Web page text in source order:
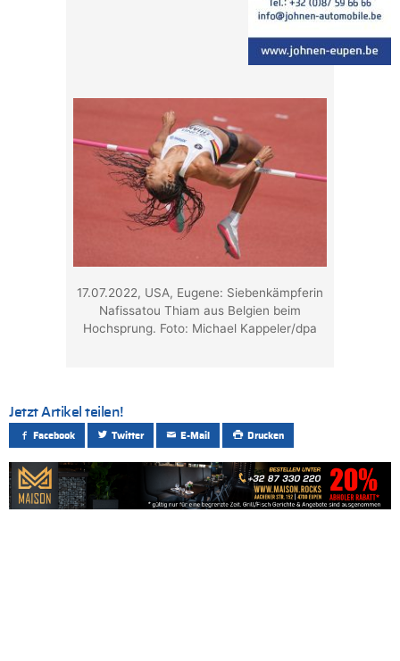
17.07.2022, USA, Eugene: Siebenkämpferin
Nafissatou Thiam aus Belgien beim
Hochsprung. Foto: Michael Kappeler/dpa
Jetzt Artikel teilen!
Facebook Twitter E-Mail Drucken